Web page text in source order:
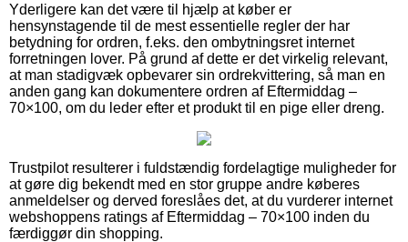
Yderligere kan det være til hjælp at køber er
hensynstagende til de mest essentielle regler der har
betydning for ordren, f.eks. den ombytningsret internet
forretningen lover. På grund af dette er det virkelig relevant,
at man stadigvæk opbevarer sin ordrekvittering, så man en
anden gang kan dokumentere ordren af Eftermiddag –
70×100, om du leder efter et produkt til en pige eller dreng.
Trustpilot resulterer i fuldstændig fordelagtige muligheder for
at gøre dig bekendt med en stor gruppe andre køberes
anmeldelser og derved foreslåes det, at du vurderer internet
webshoppens ratings af Eftermiddag – 70×100 inden du
færdiggør din shopping.